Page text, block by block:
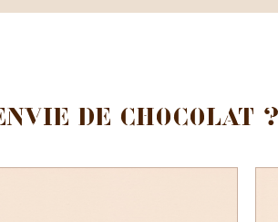
DE CHOCOLAT ?